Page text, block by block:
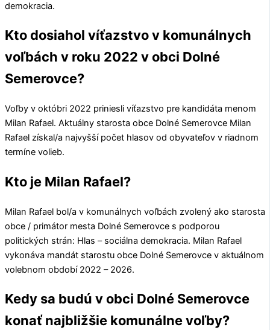
demokracia.
Kto dosiahol víťazstvo v komunálnych
voľbách v roku 2022 v obci Dolné
Semerovce?
Voľby v októbri 2022 priniesli víťazstvo pre kandidáta menom
Milan Rafael. Aktuálny starosta obce Dolné Semerovce Milan
Rafael získal/a najvyšší počet hlasov od obyvateľov v riadnom
termíne volieb.
Kto je Milan Rafael?
Milan Rafael bol/a v komunálnych voľbách zvolený ako starosta
obce / primátor mesta Dolné Semerovce s podporou
politických strán: Hlas – sociálna demokracia. Milan Rafael
vykonáva mandát starostu obce Dolné Semerovce v aktuálnom
volebnom období 2022 – 2026.
Kedy sa budú v obci Dolné Semerovce
konať najbližšie komunálne voľby?